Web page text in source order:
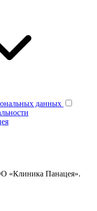
данных
«Клиника Панацея».